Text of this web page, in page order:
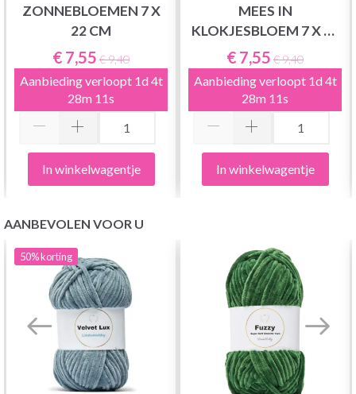
ZONNEBLOEMEN 7 X
22 CM
€ 7,55 € 9,40
Aanbieding verloopt 1d 4t
28m 10s
In winkelwagentje
MEES IN
KLOKJESBLOEM 7 X 22
CM
€ 7,55 € 9,40
Aanbieding verloopt 1d 4t
28m 10s
In winkelwagentje
AANBEVOLEN VOOR U
50%korting